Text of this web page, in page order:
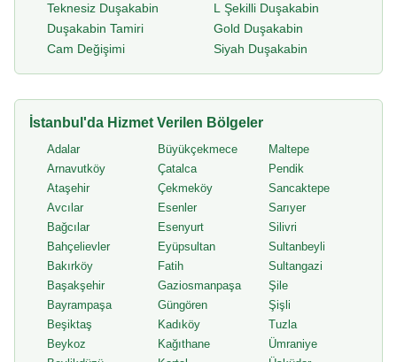
Teknesiz Duşakabin
Duşakabin Tamiri
Cam Değişimi
L Şekilli Duşakabin
Gold Duşakabin
Siyah Duşakabin
İstanbul'da Hizmet Verilen Bölgeler
Adalar
Arnavutköy
Ataşehir
Avcılar
Bağcılar
Bahçelievler
Bakırköy
Başakşehir
Bayrampaşa
Beşiktaş
Beykoz
Büyükçekmece
Çatalca
Çekmeköy
Esenler
Esenyurt
Eyüpsultan
Fatih
Gaziosmanpaşa
Güngören
Kadıköy
Kağıthane
Maltepe
Pendik
Sancaktepe
Sarıyer
Silivri
Sultanbeyli
Sultangazi
Şile
Şişli
Tuzla
Ümraniye